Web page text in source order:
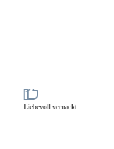
Liebevoll verpackt